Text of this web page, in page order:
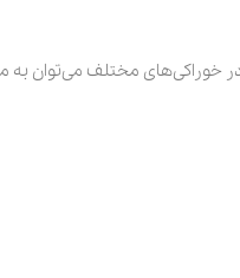
خوراکی‌های مختلف می‌توان به